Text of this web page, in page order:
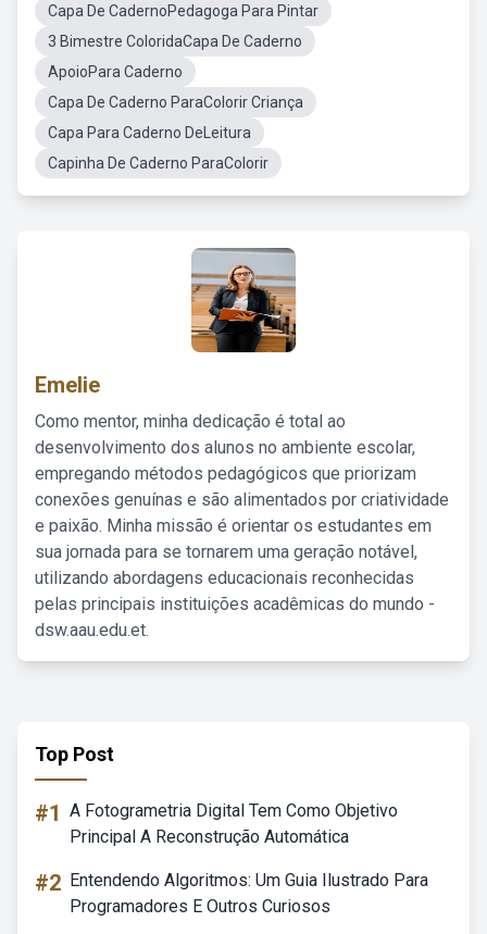
Capa De CadernoPedagoga Para Pintar
3 Bimestre ColoridaCapa De Caderno
ApoioPara Caderno
Capa De Caderno ParaColorir Criança
Capa Para Caderno DeLeitura
Capinha De Caderno ParaColorir
Emelie
Como mentor, minha dedicação é total ao
desenvolvimento dos alunos no ambiente escolar,
empregando métodos pedagógicos que priorizam
conexões genuínas e são alimentados por criatividade
e paixão. Minha missão é orientar os estudantes em
sua jornada para se tornarem uma geração notável,
utilizando abordagens educacionais reconhecidas
pelas principais instituições acadêmicas do mundo -
dsw.aau.edu.et.
Top Post
#1 A Fotogrametria Digital Tem Como Objetivo
Principal A Reconstrução Automática
#2 Entendendo Algoritmos: Um Guia Ilustrado Para
Programadores E Outros Curiosos